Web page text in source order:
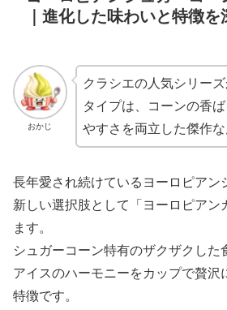
｜進化した味わいと特徴を
おかじ
クラシエの人気シリー
タイプは、コーンの香
やすさを両立した傑作な
長年愛され続けているヨーロピアン
新しい選択肢として「ヨーロピアン
ます。
シュガーコーン特有のザクザクした
アイスのハーモニーをカップで贅沢
特徴です。